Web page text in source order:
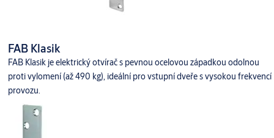
FAB Klasik
FAB Klasik je elektrický otvírač s pevnou ocelovou západkou odolnou
proti vylomení (až 490 kg), ideální pro vstupní dveře s vysokou frekvencí
provozu.